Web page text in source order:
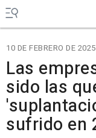
10 DE FEBRERO DE 2025
Las
sido las
sufrido en